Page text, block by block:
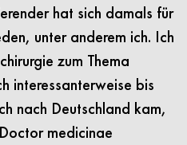
hat sich damals für
unter anderem ich. Ich
zum Thema
interessanterweise bis
nach Deutschland kam,
medicinae